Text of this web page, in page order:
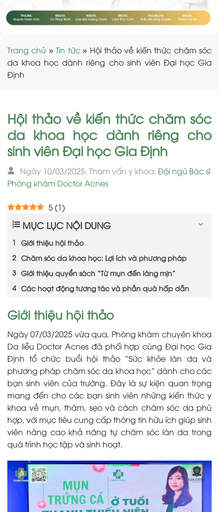
Trang chủ »Tin tức» Hội thảo về kiến thức chăm sóc
da khoa học dành riêng cho sinh viên Đại học Gia
Định
Hội thảo về kiến thức chăm sóc
da khoa học dành riêng cho
sinh viên Đại học Gia Định
Ngày 10/03/2025. Tham vấn y khoa: Đội ngũ Bác sĩ
Phòng khám Doctor Acnes
5(1)
MỤC LỤC NỘI DUNG
Giới thiệu hội thảo
Chăm sóc da khoa học: Lợi ích và phương pháp
Giới thiệu quyển sách “Từ mụn đến láng mịn”
Các hoạt động tương tác và phần quà hấp dẫn
Giới thiệu hội thảo
Ngày 07/03/2025 vừa qua, Phòng khám chuyên khoa
Da liễu Doctor Acnes đã phối hợp cùng Đại học Gia
Định tổ chức buổi hội thảo “Sức khỏe làn da và
phương pháp chăm sóc da khoa học” dành cho các
bạn sinh viên của trường. Đây là sự kiện quan trọng
mang đến cho các bạn sinh viên những kiến thức y
khoa về mụn, thâm, sẹo và cách chăm sóc da phù
hợp, với mục tiêu cung cấp thông tin hữu ích giúp sinh
viên nâng cao khả năng tự chăm sóc làn da trong
quá trình học tập và sinh hoạt.